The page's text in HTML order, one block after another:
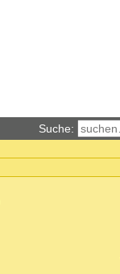
Suche: